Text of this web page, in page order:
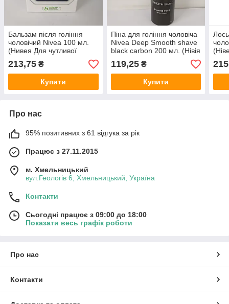
Бальзам після гоління
чоловічий Nivea 100 мл.
(Нивея Для чутливої
шкіри)
213,75 ₴
Купити
Піна для гоління чоловіча
Nivea Deep Smooth shave
black carbon 200 мл. (Нівія
PRO Для чутливої шкіри)
119,25₴
Купити
Про нас
95% позитивних з 61 відгука за рік
Працює з 27.11.2015
м. Хмельницький
вул.Геологів 6, Хмельницький, Україна
Контакти
Сьогодні працює з 09:00 до 18:00
Показати весь графік роботи
Про нас
Контакти